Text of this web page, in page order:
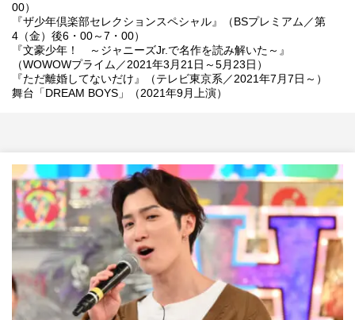
00）
『ザ少年倶楽部セレクションスペシャル』（BSプレミアム／第
4（金）後6・00～7・00）
『文豪少年！ ～ジャニーズJr.で名作を読み解いた～』
（WOWOWプライム／2021年3月21日～5月23日）
『ただ離婚してないだけ』（テレビ東京系／2021年7月7日～）
舞台「DREAM BOYS」（2021年9月上演）